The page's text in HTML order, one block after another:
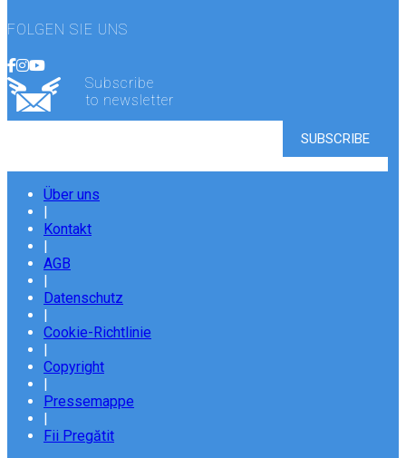
FOLGEN SIE UNS
Subscribe
to newsletter
Über uns
|
Kontakt
|
AGB
|
Datenschutz
|
Cookie-Richtlinie
|
Copyright
|
Pressemappe
|
Fii Pregătit